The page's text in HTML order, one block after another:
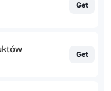
Get
Get